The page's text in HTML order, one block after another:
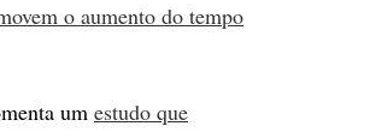
o aumento do tempo
um estudo que